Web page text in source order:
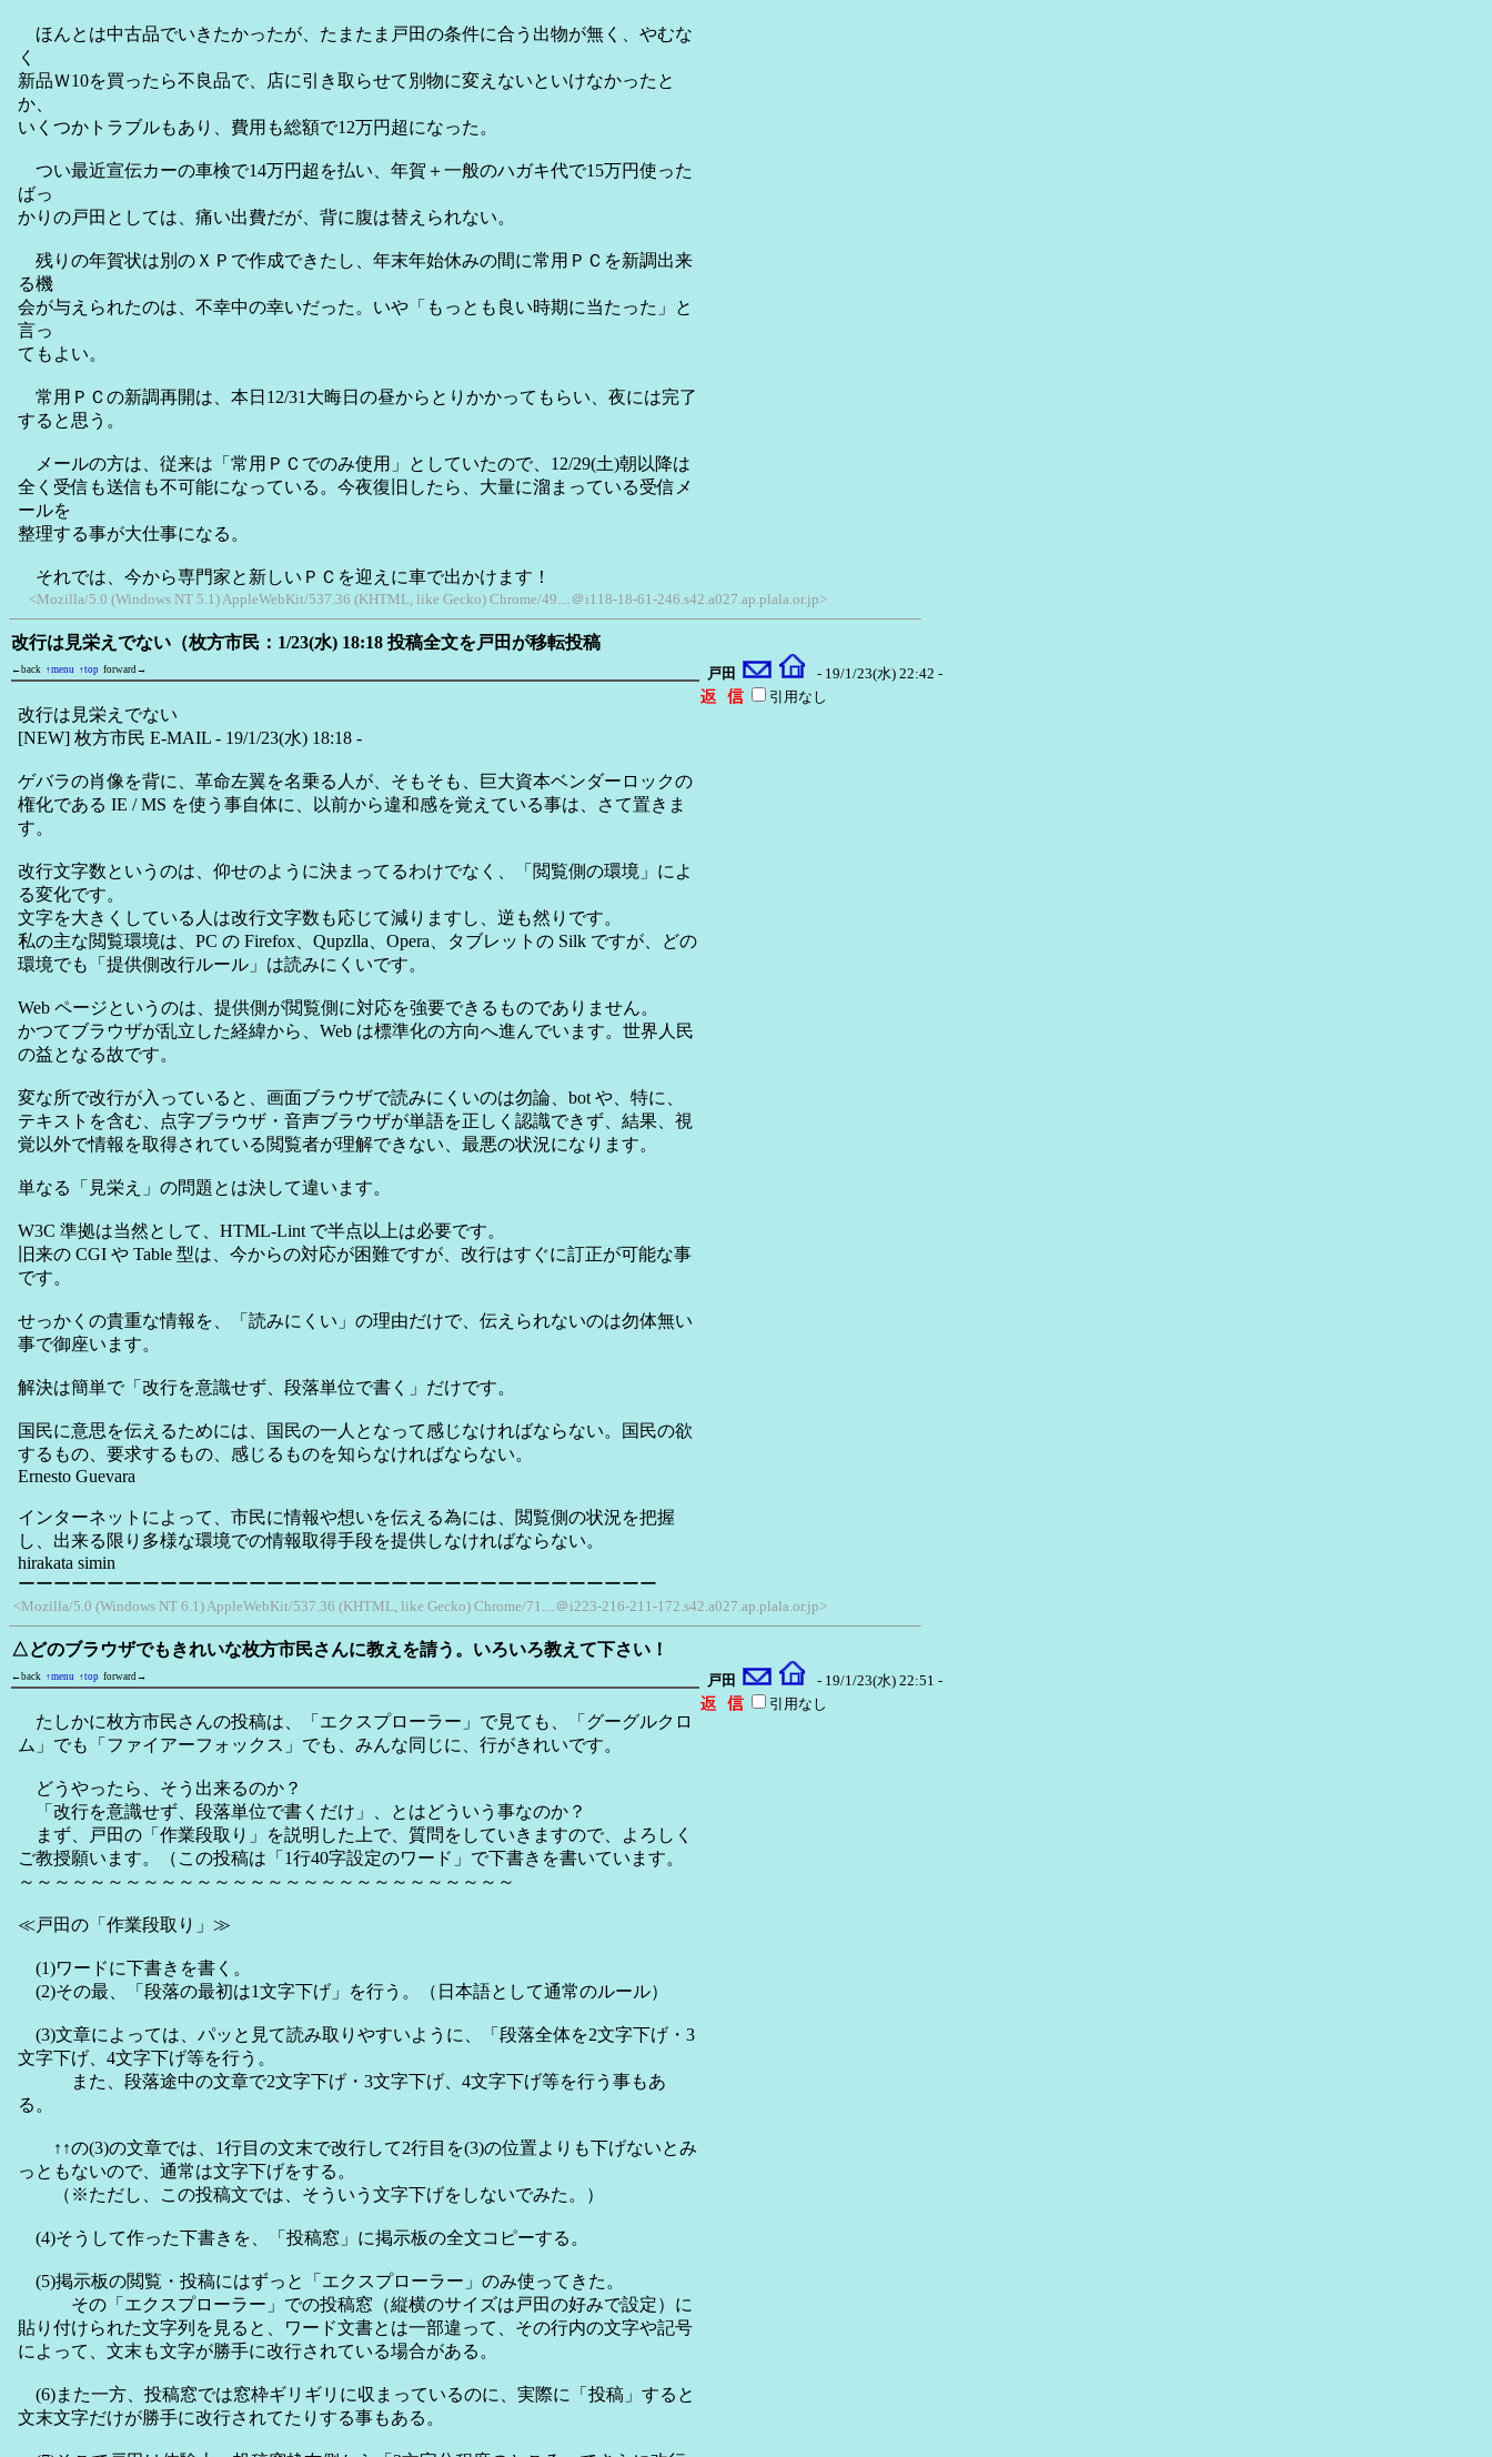
ほんとは中古品でいきたかったが、たまたま戸田の条件に合う出物が無く、やむな
く
新品Ｗ10を買ったら不良品で、店に引き取らせて別物に変えないといけなかったと
か、
いくつかトラブルもあり、費用も総額で12万円超になった。
つい最近宣伝カーの車検で14万円超を払い、年賀＋一般のハガキ代で15万円使った
ばっ
かりの戸田としては、痛い出費だが、背に腹は替えられない。
残りの年賀状は別のＸＰで作成できたし、年末年始休みの間に常用ＰＣを新調出来
る機
会が与えられたのは、不幸中の幸いだった。いや「もっとも良い時期に当たった」と
言っ
てもよい。
常用ＰＣの新調再開は、本日12/31大晦日の昼からとりかかってもらい、夜には完了
すると思う。
メールの方は、従来は「常用ＰＣでのみ使用」としていたので、12/29(土)朝以降は
全く受信も送信も不可能になっている。今夜復旧したら、大量に溜まっている受信メ
ールを
整理する事が大仕事になる。
それでは、今から専門家と新しいＰＣを迎えに車で出かけます！
<Mozilla/5.0 (Windows NT 5.1) AppleWebKit/537.36 (KHTML, like Gecko) Chrome/49....＠i118-18-61-246.s42.a027.ap.plala.or.jp>
改行は見栄えでない（枚方市民：1/23(水) 18:18 投稿全文を戸田が移転投稿
←back ↑menu ↑top forward→ 戸田 - 19/1/23(水) 22:42 -
改行は見栄えでない
[NEW] 枚方市民 E-MAIL - 19/1/23(水) 18:18 -
ゲバラの肖像を背に、革命左翼を名乗る人が、そもそも、巨大資本ベンダーロックの
権化である IE / MS を使う事自体に、以前から違和感を覚えている事は、さて置きま
す。
改行文字数というのは、仰せのように決まってるわけでなく、「閲覧側の環境」によ
る変化です。
文字を大きくしている人は改行文字数も応じて減りますし、逆も然りです。
私の主な閲覧環境は、PC の Firefox、Qupzlla、Opera、タブレットの Silk ですが、どの
環境でも「提供側改行ルール」は読みにくいです。
Web ページというのは、提供側が閲覧側に対応を強要できるものでありません。
かつてブラウザが乱立した経緯から、Web は標準化の方向へ進んでいます。世界人民
の益となる故です。
変な所で改行が入っていると、画面ブラウザで読みにくいのは勿論、bot や、特に、
テキストを含む、点字ブラウザ・音声ブラウザが単語を正しく認識できず、結果、視
覚以外で情報を取得されている閲覧者が理解できない、最悪の状況になります。
単なる「見栄え」の問題とは決して違います。
W3C 準拠は当然として、HTML-Lint で半点以上は必要です。
旧来の CGI や Table 型は、今からの対応が困難ですが、改行はすぐに訂正が可能な事
です。
せっかくの貴重な情報を、「読みにくい」の理由だけで、伝えられないのは勿体無い
事で御座います。
解決は簡単で「改行を意識せず、段落単位で書く」だけです。
国民に意思を伝えるためには、国民の一人となって感じなければならない。国民の欲
するもの、要求するもの、感じるものを知らなければならない。
Ernesto Guevara
インターネットによって、市民に情報や想いを伝える為には、閲覧側の状況を把握
し、出来る限り多様な環境での情報取得手段を提供しなければならない。
hirakata simin
ーーーーーーーーーーーーーーーーーーーーーーーーーーーーーーーーーーーー
引用なし
<Mozilla/5.0 (Windows NT 6.1) AppleWebKit/537.36 (KHTML, like Gecko) Chrome/71....＠i223-216-211-172.s42.a027.ap.plala.or.jp>
△どのブラウザでもきれいな枚方市民さんに教えを請う。いろいろ教えて下さい！
←back ↑menu ↑top forward→ 戸田 - 19/1/23(水) 22:51 -
たしかに枚方市民さんの投稿は、「エクスプローラー」で見ても、「グーグルクロ
ム」でも「ファイアーフォックス」でも、みんな同じに、行がきれいです。
どうやったら、そう出来るのか？
「改行を意識せず、段落単位で書くだけ」、とはどういう事なのか？
まず、戸田の「作業段取り」を説明した上で、質問をしていきますので、よろしく
ご教授願います。（この投稿は「1行40字設定のワード」で下書きを書いています。
～～～～～～～～～～～～～～～～～～～～～～～～～～～～
≪戸田の「作業段取り」≫
(1)ワードに下書きを書く。
(2)その最、「段落の最初は1文字下げ」を行う。（日本語として通常のルール）
(3)文章によっては、パッと見て読み取りやすいように、「段落全体を2文字下げ・3
文字下げ、4文字下げ等を行う。
また、段落途中の文章で2文字下げ・3文字下げ、4文字下げ等を行う事もあ
る。
↑↑の(3)の文章では、1行目の文末で改行して2行目を(3)の位置よりも下げないとみ
っともないので、通常は文字下げをする。
（※ただし、この投稿文では、そういう文字下げをしないでみた。）
(4)そうして作った下書きを、「投稿窓」に掲示板の全文コピーする。
(5)掲示板の閲覧・投稿にはずっと「エクスプローラー」のみ使ってきた。
その「エクスプローラー」での投稿窓（縦横のサイズは戸田の好みで設定）に
貼り付けられた文字列を見ると、ワード文書とは一部違って、その行内の文字や記号
によって、文末も文字が勝手に改行されている場合がある。
(6)また一方、投稿窓では窓枠ギリギリに収まっているのに、実際に「投稿」すると
文末文字だけが勝手に改行されてたりする事もある。
引用なし